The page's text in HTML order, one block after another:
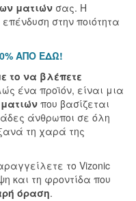
ματιών σας. Η
επένδυση στην ποιότητα
ΑΠΟ ΕΔΩ!
το να βλέπετε
ένα προϊόν, είναι μια
που βασίζεται
άνθρωποι σε όλη
τη χαρά της
το Vizonic
και τη φροντίδα που
όραση.